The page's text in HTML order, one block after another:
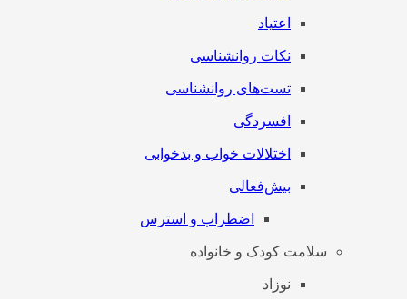
اعتیاد
نکات روانشناسی
تست‌های روانشناسی
افسردگی
اختلالات خواب و بدخوابی
بیش‌فعالی
اضطراب و استرس
سلامت کودک و خانواده
نوزاد